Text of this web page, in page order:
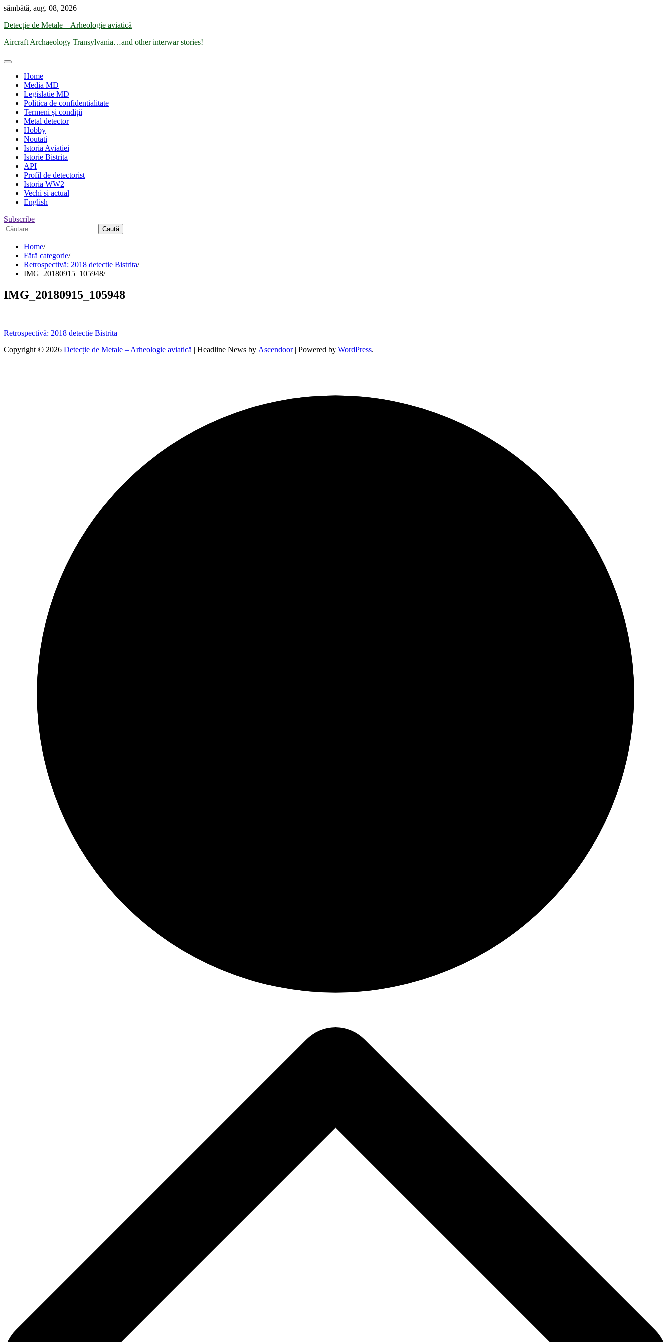
Skip
content
sâmbătă, aug. 08, 2026
Detecție de Metale – Arheologie aviatică
Aircraft Archaeology Transylvania…and other interwar stories!
Home
Media MD
Legislatie MD
Politica de confidentialitate
Termeni și condiții
Metal detector
Hobby
Noutati
Istoria Aviatiei
Istorie Bistrita
API
Profil de detectorist
Istoria WW2
Vechi si actual
English
Subscribe
Caută
după:
Home
Fără categorie
Retrospectivă: 2018 detectie Bistrita
IMG_20180915_105948
IMG_20180915_105948
Navigare
în
Retrospectivă: 2018 detectie Bistrita
Copyright © 2026 Detecție de Metale – Arheologie aviatică | Headline News by Ascendoor| Powered by WordPress.